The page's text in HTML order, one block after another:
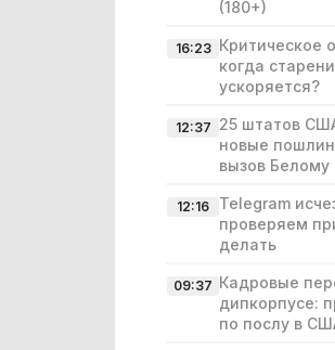
(180+)
16:23 Критическое
когда
ускоряется?
12:37 25 штатов
новые
вызов
12:16
Telegram
проверяем
делать
09:37 Кадровые
дипкорпусе:
по послу в